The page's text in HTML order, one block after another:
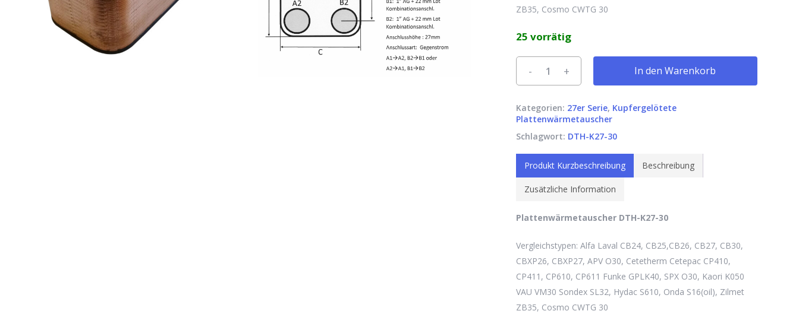
Go to shop
ZB35, Cosmo CWTG 30
25 vorrätig
In den Warenkorb
Kategorien: 27er Serie, Kupfergelötete
Plattenwärmetauscher
Schlagwort: DTH-K27-30
Produkt Kurzbeschreibung Beschreibung
Zusätzliche Information
Plattenwärmetauscher DTH-K27-30
Vergleichstypen: Alfa Laval CB24, CB25,CB26, CB27, CB30,
CBXP26, CBXP27, APV O30, Cetetherm Cetepac CP410,
CP411, CP610, CP611 Funke GPLK40, SPX O30, Kaori K050
VAU VM30 Sondex SL32, Hydac S610, Onda S16(oil), Zilmet
ZB35, Cosmo CWTG 30